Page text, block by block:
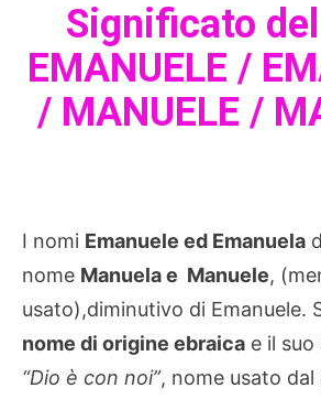
Significato
EMANUELE /
/ MANUELE /
I nomi Emanuele ed Emanuela
nome Manuela e Manuele,
usato),diminutivo di Emanuele.
nome di origine ebraica e il
“Dio è con noi”, nome usato